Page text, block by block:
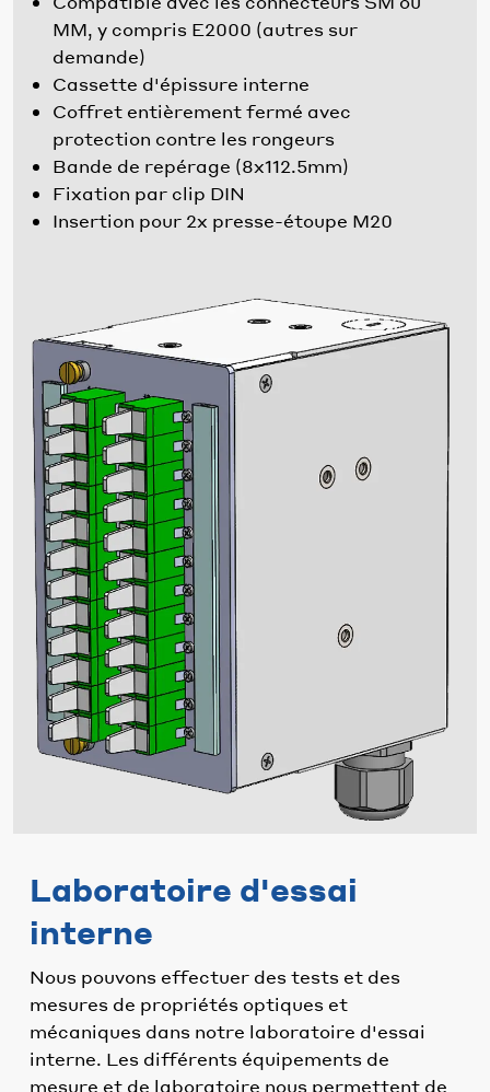
MM, y compris E2000 (autres sur
demande)
Cassette d'épissure interne
Coffret entièrement fermé avec
protection contre les rongeurs
Bande de repérage (8x112.5mm)
Fixation par clip DIN
Insertion pour 2x presse-étoupe M20
Laboratoire d'essai
interne
Nous pouvons effectuer des tests et des
mesures de propriétés optiques et
mécaniques dans notre laboratoire d'essai
interne. Les différents équipements de
mesure et de laboratoire nous permettent de